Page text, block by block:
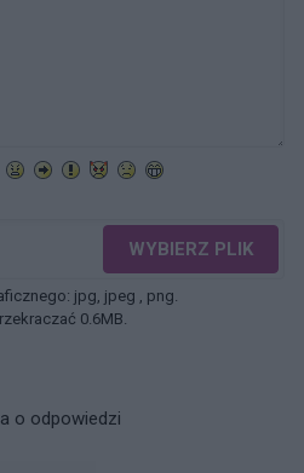
WYBIERZ PLIK
jpg, jpeg , png.
0.6MB.
o odpowiedzi